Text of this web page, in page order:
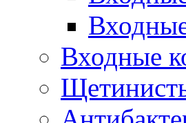
Входные